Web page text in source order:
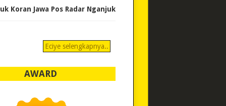
Koran Jawa Pos Radar Nganjuk
Eciye selengkapnya..
AWARD